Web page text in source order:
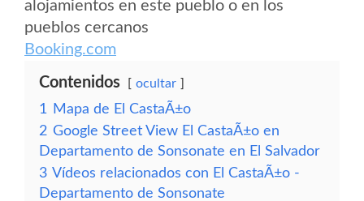
alojamientos en este pueblo o en los
pueblos cercanos
Booking.com
Contenidos ocultar
1
Mapa de El CastaÃ±o
2 Google Street View El CastaÃ±o en
Departamento de Sonsonate en El Salvador
3 Vídeos relacionados con El CastaÃ±o -
Departamento de Sonsonate